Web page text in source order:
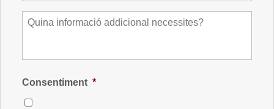
M
t
e
Consentiment *